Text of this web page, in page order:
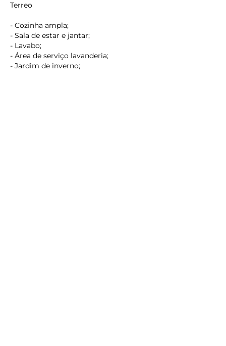
keyboard_backspace
Terreo
- Cozinha ampla;
- Sala de estar e jantar;
- Lavabo;
- Área de serviço lavanderia;
- Jardim de inverno;